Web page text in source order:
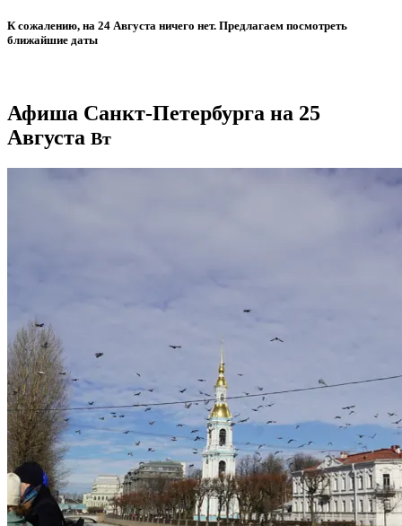
К сожалению, на 24 Августа ничего нет. Предлагаем посмотреть
ближайшие даты
Афиша Санкт-Петербурга на 25
Августа Вт